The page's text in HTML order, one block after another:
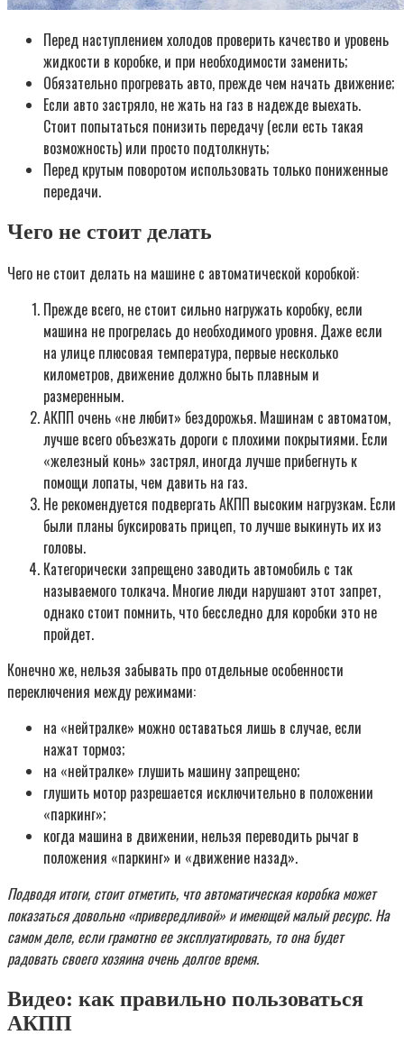
Перед наступлением холодов проверить качество и уровень
жидкости в коробке, и при необходимости заменить;
Обязательно прогревать авто, прежде чем начать движение;
Если авто застряло, не жать на газ в надежде выехать.
Стоит попытаться понизить передачу (если есть такая
возможность) или просто подтолкнуть;
Перед крутым поворотом использовать только пониженные
передачи.
Чего не стоит делать
Чего не стоит делать на машине с автоматической коробкой:
Прежде всего, не стоит сильно нагружать коробку, если
машина не прогрелась до необходимого уровня. Даже если
на улице плюсовая температура, первые несколько
километров, движение должно быть плавным и
размеренным.
АКПП очень «не любит» бездорожья. Машинам с автоматом,
лучше всего объезжать дороги с плохими покрытиями. Если
«железный конь» застрял, иногда лучше прибегнуть к
помощи лопаты, чем давить на газ.
Не рекомендуется подвергать АКПП высоким нагрузкам. Если
были планы буксировать прицеп, то лучше выкинуть их из
головы.
Категорически запрещено заводить автомобиль с так
называемого толкача. Многие люди нарушают этот запрет,
однако стоит помнить, что бесследно для коробки это не
пройдет.
Конечно же, нельзя забывать про отдельные особенности
переключения между режимами:
на «нейтралке» можно оставаться лишь в случае, если
нажат тормоз;
на «нейтралке» глушить машину запрещено;
глушить мотор разрешается исключительно в положении
«паркинг»;
когда машина в движении, нельзя переводить рычаг в
положения «паркинг» и «движение назад».
Подводя итоги, стоит отметить, что автоматическая коробка может
показаться довольно «привередливой» и имеющей малый ресурс. На
самом деле, если грамотно ее эксплуатировать, то она будет
радовать своего хозяина очень долгое время.
Видео: как правильно пользоваться
АКПП